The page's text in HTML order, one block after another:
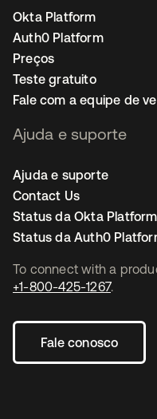
To connect with a
+1-800-425-1267.
Fale conosco
Okta Platform
Auth0 Platform
Preços
Teste gratuito
Fale com a equipe de
Ajuda e suporte
Ajuda e suporte
Contact Us
Status da Okta Platform
Status da Auth0